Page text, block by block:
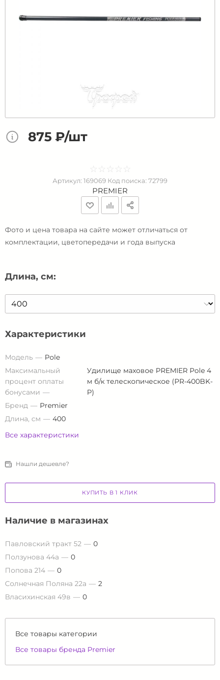
875 ₽/шт
☆ ☆ ☆ ☆ ☆
★ ★ ★ ★ ★
Артикул: 169069 Код поиска: 72799
PREMIER
Фото и цена товара на сайте может отличаться от
комплектации, цветопередачи и года выпуска
Длина, см:
Характеристики
Модель
Pole
Максимальный
процент оплаты
бонусами
Удилище маховое PREMIER Pole 4
м б/к телескопическое (PR-400BK-
P)
Бренд
Premier
Длина, см
400
Все характеристики
Нашли дешевле?
КУПИТЬ В 1 КЛИК
Наличие в магазинах
Павловский тракт 52
0
Ползунова 44а
0
Попова 214
0
Солнечная Поляна 22а
2
Власихинская 49в
0
Все товары категории
Все товары бренда Premier